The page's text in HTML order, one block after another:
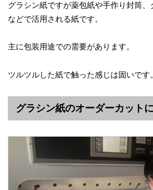
グラシン紙ですが薬包紙や手作り封筒、
などで活用される紙です。
主に包装用途での需要があります。
ツルツルした紙で触った感じは固いです
グラシン紙のオーダーカット